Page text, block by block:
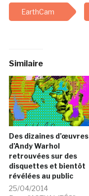
EarthCam
Similaire
Des dizaines d’œuvres
d’Andy Warhol
retrouvées sur des
disquettes et bientôt
révélées au public
25/04/2014